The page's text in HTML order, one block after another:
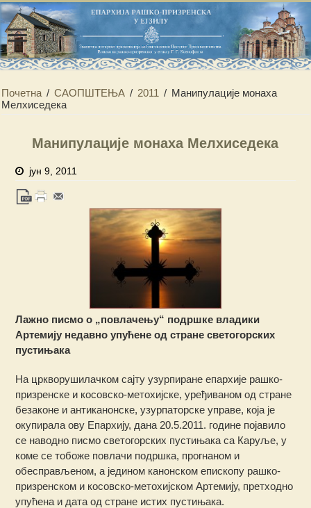
Почетна / САОПШТЕЊА / 2011 / Манипулације монаха
Мелхиседека
Манипулације монаха Мелхиседека
јун 9, 2011
Лажно писмо о „повлачењу“ подршке владики
Артемију недавно упућене од стране светогорских
пустињака
На цркворушилачком сајту узурпиране епархије рашко-
призренске и косовско-метохијске, уређиваном од стране
безаконе и антиканонске, узурпаторске управе, која је
окупирала ову Епархију, дана 20.5.2011. године појавило
се наводно писмо светогорских пустињака са Каруље, у
коме се тобоже повлачи подршка, прогнаном и
обесправљеном, а једином канонском епископу рашко-
призренском и косовско-метохијском Артемију, претходно
упућена и дата од стране истих пустињака.